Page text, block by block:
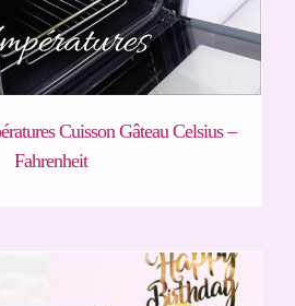
Cuisson Gâteau Celsius –
Fahrenheit